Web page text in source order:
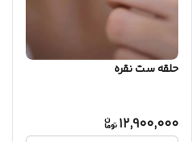
حلقه ست نقره
12,900,000